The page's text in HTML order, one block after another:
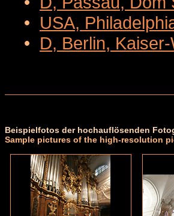
• USA,
• D, Berlin,
Beispielfotos der hochauflösenden
Sample pictures of the high-resolution